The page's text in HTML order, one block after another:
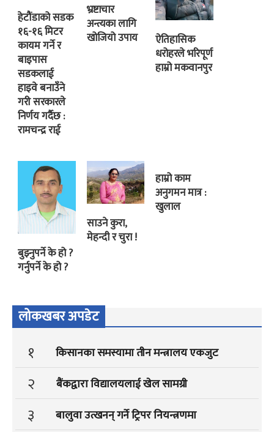
हेटौंडाको सडक
१६-१६ मिटर
कायम गर्ने र
बाइपास
सडकलाई
हाइवे बनाउँने
गरी सरकारले
निर्णय गर्दैछ :
रामचन्द्र राई
भ्रष्टाचार
अन्त्यका लागि
खोजियो उपाय
ऐतिहासिक
धरोहरले भरिपूर्ण
हाम्रो मकवानपुर
बुझ्नुपर्ने के हो ?
गर्नुपर्ने के हो ?
साउने कुरा,
मेहन्दी र चुरा !
हाम्रो काम
अनुगमन मात्र :
खुलाल
लोकखबर अपडेट
१ किसानका समस्यामा तीन मन्त्रालय एकजुट
२ बैंकद्वारा विद्यालयलाई खेल सामग्री
३ बालुवा उत्खनन् गर्ने ट्रिपर नियन्त्रणमा